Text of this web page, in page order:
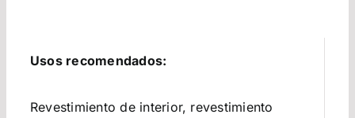
Usos recomendados:
Revestimiento de interior, revestimiento